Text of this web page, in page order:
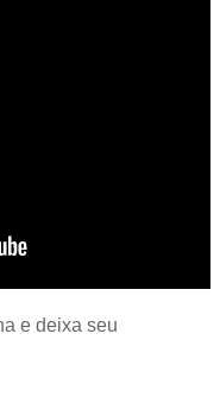
e deixa seu